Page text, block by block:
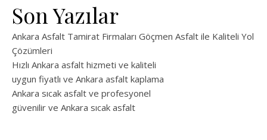
Son Yazılar
Ankara Asfalt Tamirat Firmaları Göçmen Asfalt ile Kaliteli Yol
Çözümleri
Hızlı Ankara asfalt hizmeti ve kaliteli
uygun fiyatlı ve Ankara asfalt kaplama
Ankara sıcak asfalt ve profesyonel
güvenilir ve Ankara sıcak asfalt